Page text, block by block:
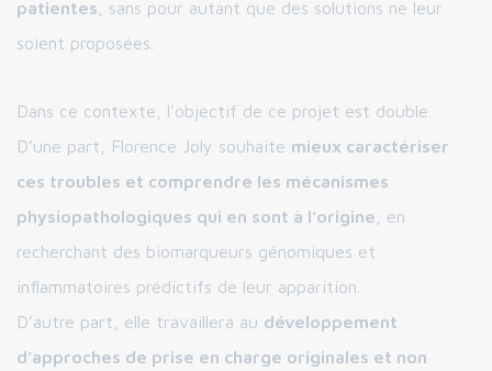
patientes , sans pour autant que des solutions ne leur
soient proposées.
Dans ce contexte, l’objectif de ce projet est double.
D’une part, Florence Joly souhaite mieux caractériser
ces troubles et comprendre les mécanismes
physiopathologiques qui en sont à l’origine , en
recherchant des biomarqueurs génomiques et
inflammatoires prédictifs de leur apparition.
D’autre part, elle travaillera au développement
d’approches de prise en charge originales et non